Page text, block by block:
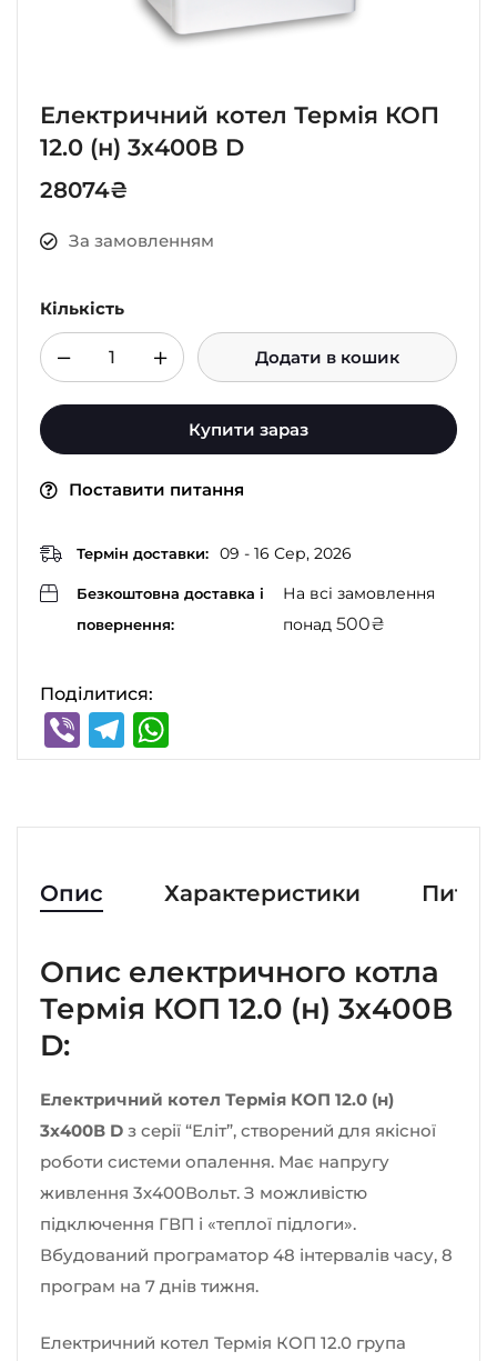
Електричний котел Термія КОП
12.0 (н) 3х400В D
28074₴
За замовленням
Кількість
Додати в кошик
Купити зараз
Поставити питання
Термін доставки: 09 - 16 Сер, 2026
Безкоштовна доставка і
повернення:
На всі замовлення
понад 500₴
Поділитися:
ViberTelegram
Опис Характеристики
Опис електричного котла
Термія КОП 12.0 (н) 3х400В
D:
Електричний котел Термія КОП 12.0 (н)
3х400В D з серії “Еліт”, створений для якісної
роботи системи опалення. Має напругу
живлення 3х400Вольт. З можливістю
підключення ГВП і «теплої підлоги».
Вбудований програматор 48 інтервалів часу, 8
програм на 7 днів тижня.
Електричний котел Термія КОП 12.0 група